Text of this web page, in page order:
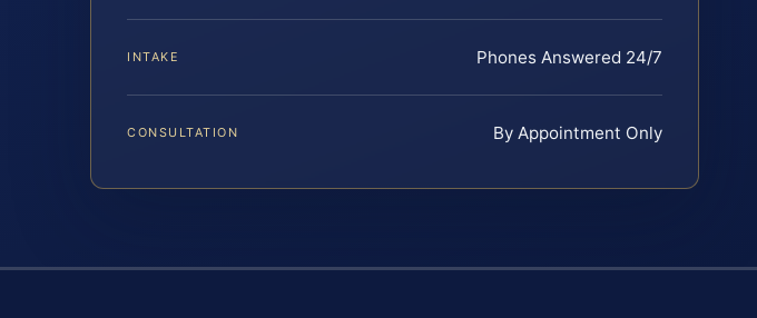
INTAKE Phones Answered 24/7
CONSULTATION By Appointment Only